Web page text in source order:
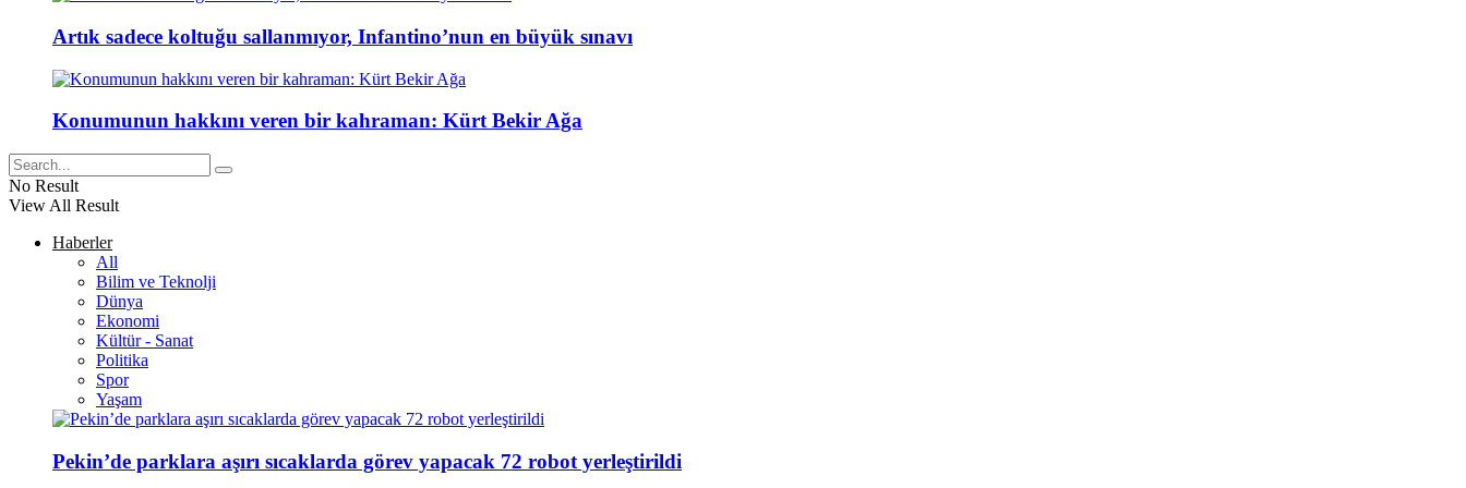
Artık sadece koltuğu sallanmıyor, Infantino’nun en büyük sınavı
Konumunun hakkını veren bir kahraman: Kürt Bekir Ağa
No Result
View All Result
Haberler
All
Bilim ve Teknolji
Dünya
Ekonomi
Kültür - Sanat
Politika
Spor
Yaşam
Pekin’de parklara aşırı sıcaklarda görev yapacak 72 robot yerleştirildi